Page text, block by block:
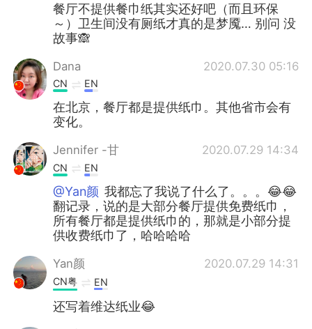
餐厅不提供餐巾纸其实还好吧（而且环保
～）卫生间没有厕纸才真的是梦魇… 别问 没
故事🙈
Dana 2020.07.30 05:16
CN EN
在北京，餐厅都是提供纸巾。其他省市会有
变化。
Jennifer -甘 2020.07.29 14:34
CN EN
@Yan颜 我都忘了我说了什么了。。。😂😂
翻记录，说的是大部分餐厅提供免费纸巾，
所有餐厅都是提供纸巾的，那就是小部分提
供收费纸巾了，哈哈哈哈
Yan颜 2020.07.29 14:31
CN粤 EN
还写着维达纸业😂